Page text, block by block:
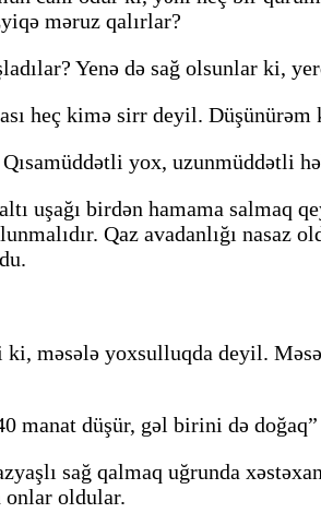
məruz qalırlar?
Yenə də sağ olsunlar ki,
heç kimə sirr deyil.
yox, uzunmüddətli
uşağı birdən hamama
Qaz avadanlığı nasaz
məsələ yoxsulluqda deyil.
manat düşür, gəl birini də
sağ qalmaq uğrunda
onlar oldular.